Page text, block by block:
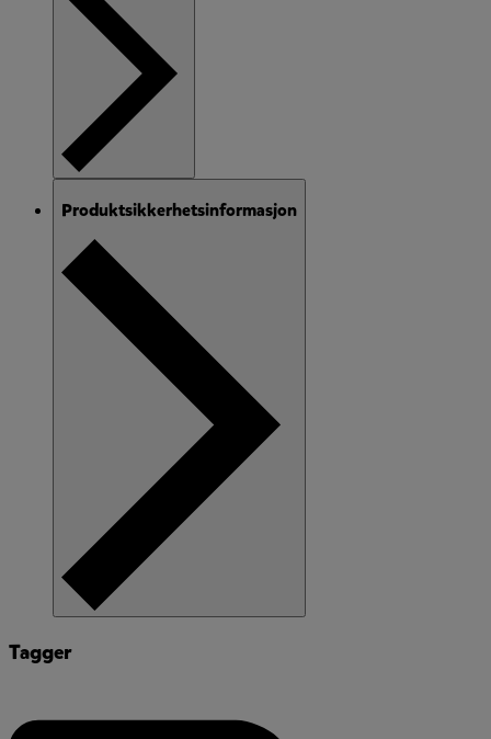
Produktsikkerhetsinformasjon
Tagger